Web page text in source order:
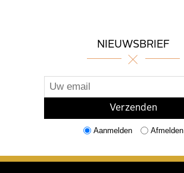
NIEUWSBRIEF
Aanmelden Afmelden